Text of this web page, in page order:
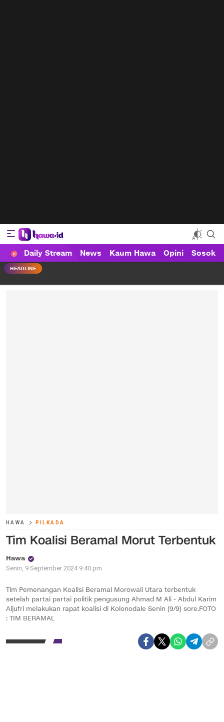
HAWA
Haluan Wanita Indonesia
Daily Stream News Kaum Hawa Opini Sosok
HEADLINE
HAWA PILKADA
Tim Koalisi Beramal Morut Terbentuk
Hawa
Senin, 9 September 2024 9:40 pm
Tim Pemenangan Koalisi Beramal Morowali Utara terbentuk
setelah partai partai politik pengusung Ahmad M Ali - Abdul Karim
Aljufri melakukan rapat koalisi di Kolonodale Senin (9/9) sore.FOTO
: TIM BERAMAL